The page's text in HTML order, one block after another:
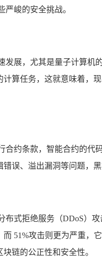
峻的安全挑战。
展，尤其是量子计算
算任务，这就意味着，
约条款，智能合约的
误、溢出漏洞等问题，
式拒绝服务（DDoS）
51%攻击则更为严重，
链的公正性和安全性。